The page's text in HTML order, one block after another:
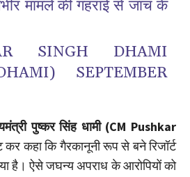
मामले की गहराई से जांच के
SINGH DHAMI
SEPTEMBER
पुष्कर सिंह धामी (CM Pushkar
कर कहा कि गैरकानूनी रूप से बने रिजॉर्ट
है। ऐसे जघन्य अपराध के आरोपियों को